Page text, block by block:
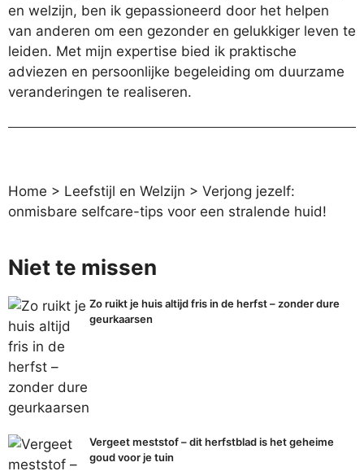
en welzijn, ben ik gepassioneerd door het helpen
van anderen om een gezonder en gelukkiger leven te
leiden. Met mijn expertise bied ik praktische
adviezen en persoonlijke begeleiding om duurzame
veranderingen te realiseren.
Home > Leefstijl en Welzijn > Verjong jezelf:
onmisbare selfcare-tips voor een stralende huid!
Niet te missen
Zo ruikt je huis altijd fris in de herfst – zonder dure
geurkaarsen
Vergeet meststof – dit herfstblad is het geheime
goud voor je tuin